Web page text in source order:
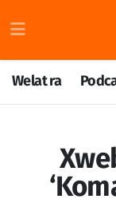
Welat ra
Welat ra
Podcast
Huner
Nöbetçi
Hava
Namaz
Trafik